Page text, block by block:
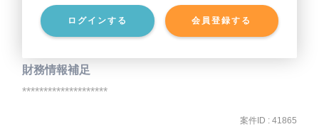
ログインする 会員登録する
事業負債 ********************
財務情報補足
********************
案件ID : 41865